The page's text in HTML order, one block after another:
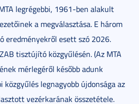
legrégebbi, 1961-ben alakult
a megválasztása. E három
eredményekről esett szó 2026.
tisztújító közgyűlésén. (Az MTA
mérlegéről később adunk
közgyűlés legnagyobb újdonsága az
vezérkarának összetétele.